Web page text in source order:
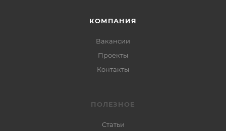
КОМПАНИЯ
Вакансии
Проекты
Контакты
ПОЛЕЗНОЕ
Статьи